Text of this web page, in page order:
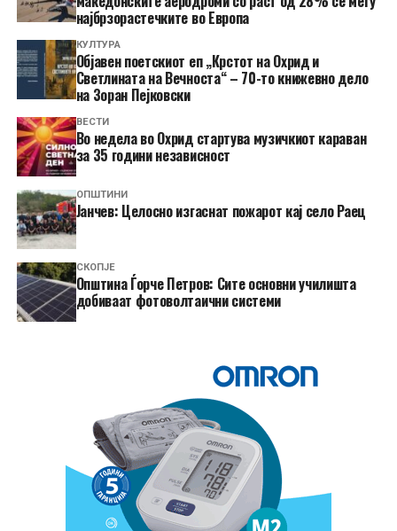
најбрзорастечките во Европа
КУЛТУРА
Објавен поетскиот еп „Крстот на Охрид и
Светлината на Вечноста“ – 70-то книжевно дело
на Зоран Пејковски
ВЕСТИ
Во недела во Охрид стартува музичкиот караван
за 35 години независност
ОПШТИНИ
Јанчев: Целосно изгаснат пожарот кај село Раец
СКОПЈЕ
Општина Ѓорче Петров: Сите основни училишта
добиваат фотоволтаични системи